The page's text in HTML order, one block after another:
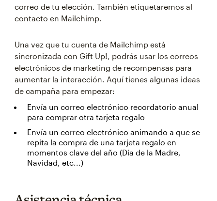
correo de tu elección. También etiquetaremos al
contacto en Mailchimp.
Una vez que tu cuenta de Mailchimp está
sincronizada con Gift Up!, podrás usar los correos
electrónicos de marketing de recompensas para
aumentar la interacción. Aquí tienes algunas ideas
de campaña para empezar:
Envía un correo electrónico recordatorio anual
para comprar otra tarjeta regalo
Envía un correo electrónico animando a que se
repita la compra de una tarjeta regalo en
momentos clave del año (Día de la Madre,
Navidad, etc...)